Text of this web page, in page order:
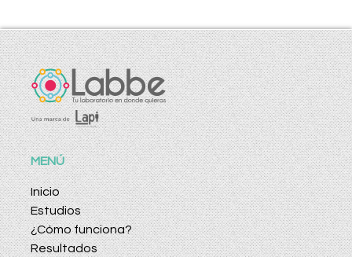
MENÚ
Inicio
Estudios
¿Cómo funciona?
Resultados